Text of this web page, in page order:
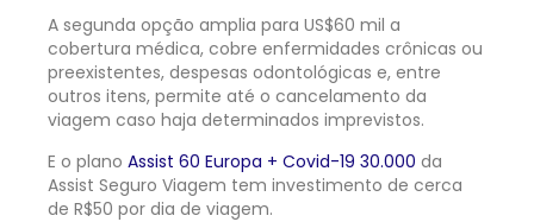
A segunda opção amplia para US$60 mil a
cobertura médica, cobre enfermidades crônicas ou
preexistentes, despesas odontológicas e, entre
outros itens, permite até o cancelamento da
viagem caso haja determinados imprevistos.
E o plano Assist 60 Europa + Covid-19 30.000 da
Assist Seguro Viagem tem investimento de cerca
de R$50 por dia de viagem.